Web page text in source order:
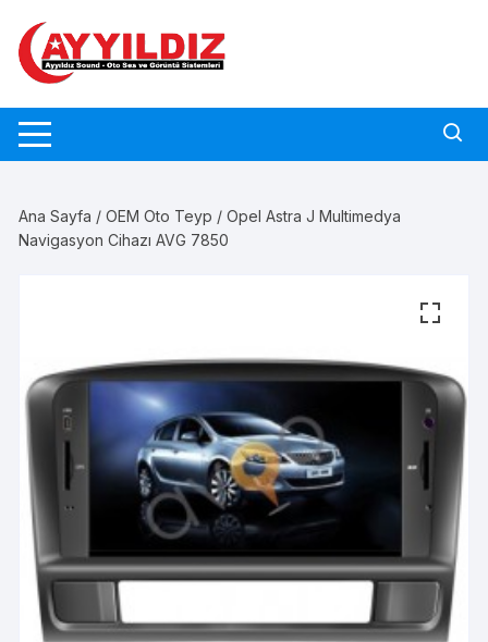
content
Ana Sayfa /OEM Oto Teyp / Opel Astra J Multimedya
Navigasyon Cihazı AVG 7850